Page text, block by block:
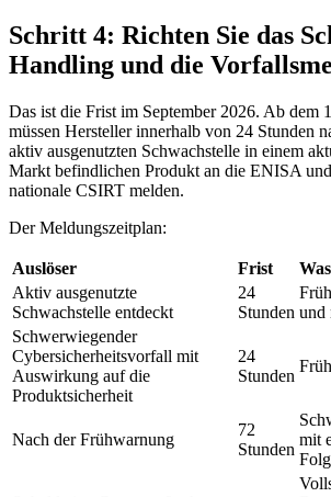
Schritt 4: Richten Sie das
Handling und die
Das ist die Frist im September 2026. Ab dem
müssen Hersteller innerhalb von 24 Stunden
aktiv ausgenutzten Schwachstelle in einem
Markt befindlichen Produkt an die ENISA
nationale CSIRT melden.
Der Meldungszeitplan:
Auslöser Frist
Aktiv ausgenutzte
Schwachstelle entdeckt
24
Stunden und
Schwerwiegender
Cybersicherheitsvorfall mit
Auswirkung auf die
Produktsicherheit
24
Stunden
Nach der Frühwarnung
72
Stunden
mit